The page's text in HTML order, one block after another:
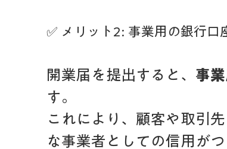
✅ メリット2: 事業用の銀行口
開業届を提出すると、 事
す。
これにより、顧客や取引
な事業者としての信用が